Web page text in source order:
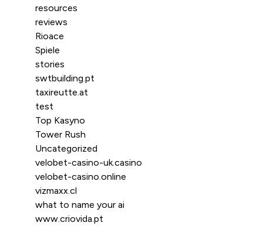
resources
reviews
Rioace
Spiele
stories
swtbuilding.pt
taxireutte.at
test
Top Kasyno
Tower Rush
Uncategorized
velobet-casino-uk.casino
velobet-casino.online
vizmaxx.cl
what to name your ai
www.criovida.pt